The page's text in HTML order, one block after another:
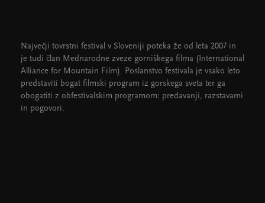
Največji tovrstni festival v Sloveniji poteka že od leta 2007 in
je tudi član Mednarodne zveze gorniškega filma (International
Alliance for Mountain Film). Poslanstvo festivala je vsako leto
predstaviti bogat filmski program iz gorskega sveta ter ga
obogatiti z obfestivalskim programom: predavanji, razstavami
in pogovori.